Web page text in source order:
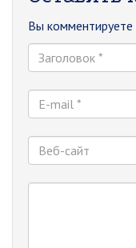
Вы комментируете